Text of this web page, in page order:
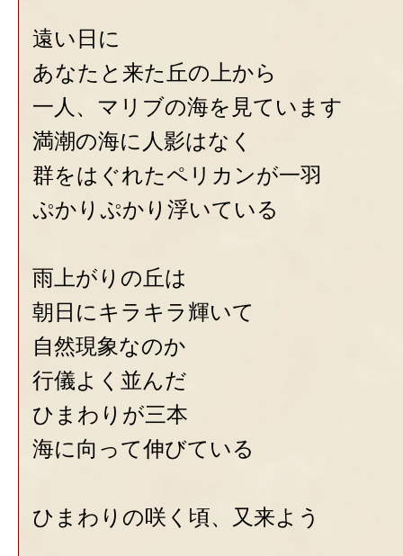
遠い日に
あなたと来た丘の上から
一人、マリブの海を見ています
満潮の海に人影はなく
群をはぐれたペリカンが一羽
ぷかりぷかり浮いている
雨上がりの丘は
朝日にキラキラ輝いて
自然現象なのか
行儀よく並んだ
ひまわりが三本
海に向って伸びている
ひまわりの咲く頃、又来よう